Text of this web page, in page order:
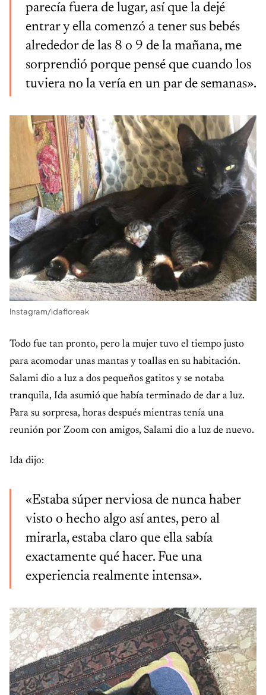
parecía fuera de lugar, así que la dejé
entrar y ella comenzó a tener sus bebés
alrededor de las 8 o 9 de la mañana, me
sorprendió porque pensé que cuando los
tuviera no la vería en un par de semanas».
Instagram/idafloreak
Todo fue tan pronto, pero la mujer tuvo el tiempo justo
para acomodar unas mantas y toallas en su habitación.
Salami dio a luz a dos pequeños gatitos y se notaba
tranquila, Ida asumió que había terminado de dar a luz.
Para su sorpresa, horas después mientras tenía una
reunión por Zoom con amigos, Salami dio a luz de nuevo.
Ida dijo:
«Estaba súper nerviosa de nunca haber
visto o hecho algo así antes, pero al
mirarla, estaba claro que ella sabía
exactamente qué hacer. Fue una
experiencia realmente intensa».